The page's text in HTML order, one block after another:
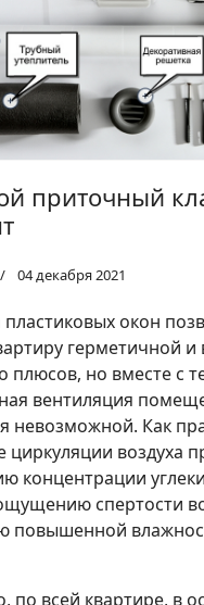
приточный
04 декабря 2021
пластиковых окон
герметичной и
плюсов, но вместе с
вентиляция
невозможной. Как
циркуляции воздуха
концентрации
спертости
повышенной
по всей квартире, в